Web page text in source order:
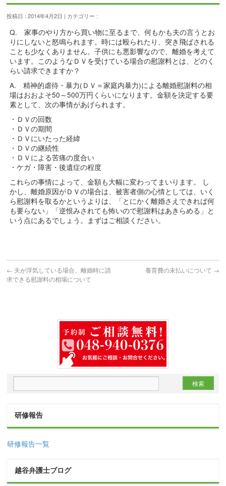
投稿日 : 2014年4月2日 | カテゴリー :
Q. 家事のやり方から買い物に至るまで、何もかも夫の言うとお
りにしないと怒鳴られます。時には殴られたり、突き飛ばされる
ことも少なくありません。子供にも悪影響なので、離婚を考えて
います。このようなＤＶを受けている場合の慰謝料とは、どのく
らい請求できますか？
A. 精神的虐待・暴力(ＤＶ＝家庭内暴力)による離婚慰謝料の相
場はおおよそ50～500万円くらいになります。金額を決定する要
素として、次の事情があげられます。
・ＤＶの回数
・ＤＶの期間
・ＤＶにいたった経緯
・ＤＶの継続性
・ＤＶによる苦痛の度合い
・ケガ・障害・後遺症の程度
これらの事情によって、金額も大幅に変わってまいります。 し
かし、離婚原因がＤＶの場合は、被害者側の心情としては、いく
ら慰謝料を取るかというよりは、「とにかく離婚さえできれば何
も要らない」「逆恨みされても怖いので慰謝料はあきらめる」と
いう点にあるでしょう。まずはご相談ください。
← 夫が浮気している場合、離婚時に請
求できる慰謝料の相場について
養育費の未払いについて →
研修報告
研修報告一覧
越谷弁護士ブログ